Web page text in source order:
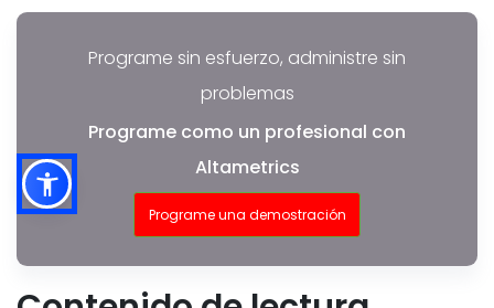
Programe sin esfuerzo, administre sin
problemas
Programe como un profesional con
Altametrics
Programe una demostración